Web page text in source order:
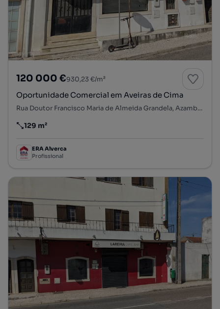
120 000 €930,23 €/m²
Oportunidade Comercial em Aveiras de Cima
Rua Doutor Francisco Maria de Almeida Grandela, Azambuja, Azambuja, Lisboa
Preço por metro quadrado
129 m²
ERA Alverca
Profissional